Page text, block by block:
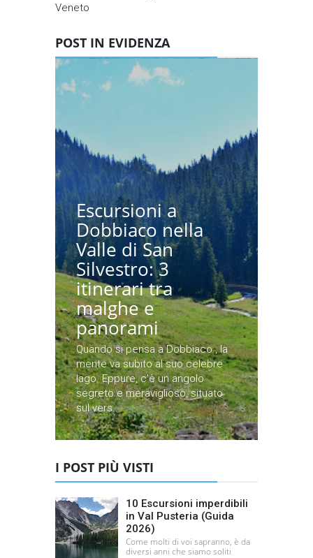
Veneto
POST IN EVIDENZA
Escursioni a
Dobbiaco nella
Valle di San
Silvestro: 3
itinerari tra
malghe e
panorami
Quando si pensa a Dobbiaco , la
mente va subito al suo celebre
lago. Eppure, c'è un angolo
segreto e meraviglioso, situato
sul vers...
I POST PIÙ VISTI
10 Escursioni imperdibili
in Val Pusteria (Guida
2026)
Come molti di voi sapranno, è da
diversi anni che siamo soliti